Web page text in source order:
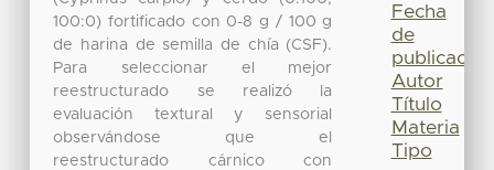
100:0) fortificado con 0-8 g / 100 g
de harina de semilla de chía (CSF).
Para seleccionar el mejor
reestructurado se realizó la
evaluación textural y sensorial
observándose que el
reestructurado cárnico con
Fecha
de
publicación
Autor
Título
Materia
Tipo